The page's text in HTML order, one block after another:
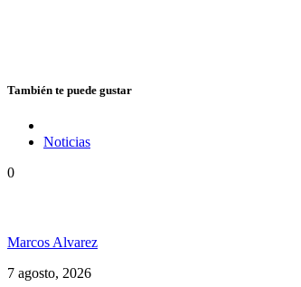
También te puede gustar
Noticias
0
Marcos Alvarez
7 agosto, 2026